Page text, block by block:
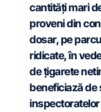
cantități mari
proveni din
dosar, pe
ridicate, în
de țigarete
beneficiază de